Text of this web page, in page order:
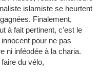
islamiste se heurtent
Finalement,
à fait pertinent, c'est le
pour ne pas
ni inféodée à la charia.
du vélo,